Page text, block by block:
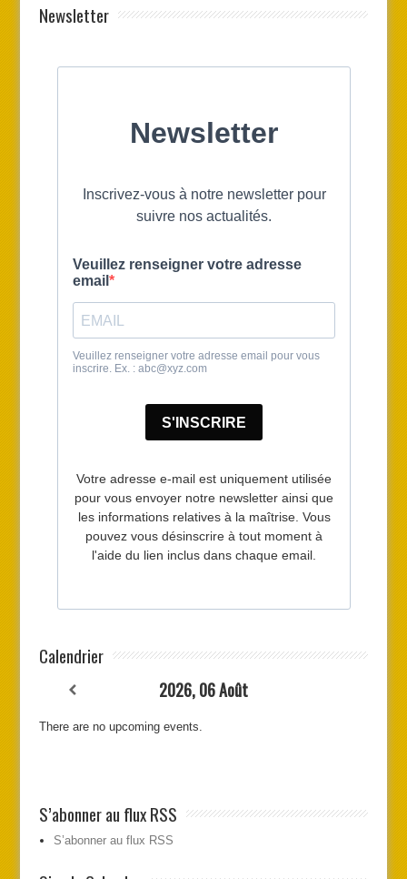
Newsletter
Calendrier
2026, 06 Août
There are no upcoming events.
S’abonner au flux RSS
S’abonner au flux RSS